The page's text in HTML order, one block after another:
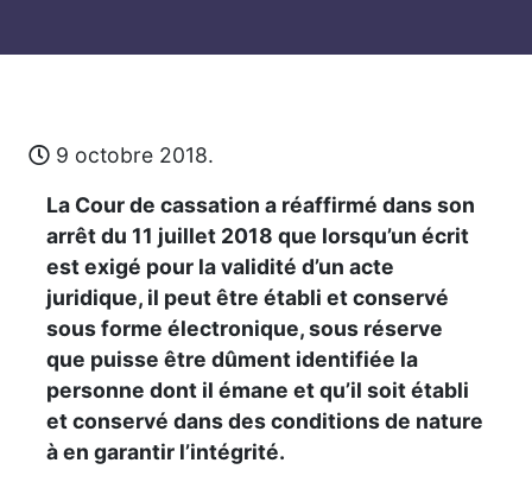
9 octobre 2018.
La Cour de cassation a réaffirmé dans son
arrêt du 11 juillet 2018 que lorsqu’un écrit
est exigé pour la validité d’un acte
juridique, il peut être établi et conservé
sous forme électronique, sous réserve
que puisse être dûment identifiée la
personne dont il émane et qu’il soit établi
et conservé dans des conditions de nature
à en garantir l’intégrité.